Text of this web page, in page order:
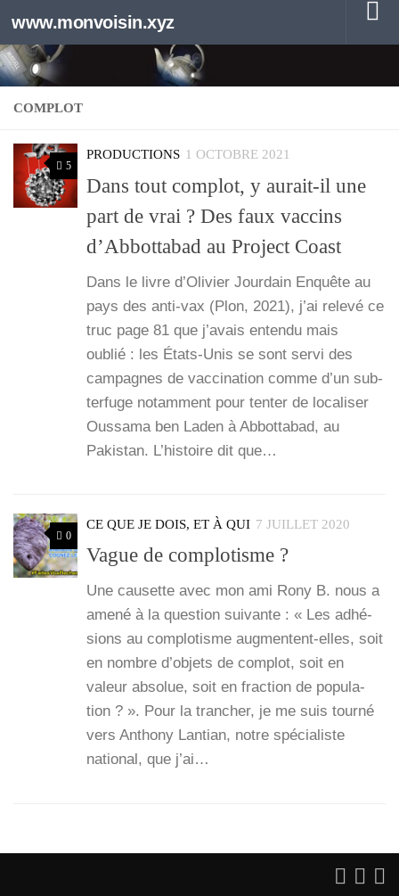
Au dessous du contenu
www.monvoisin.xyz
COMPLOT
5
PRODUCTIONS 1 OCTOBRE 2021
Dans tout complot, y aurait-il une
part de vrai ? Des faux vaccins
d’Abbottabad au Project Coast
Dans le livre d’O­li­vier Jour­dain Enquête au
pays des anti-vax (Plon, 2021), j’ai rele­vé ce
truc page 81 que j’a­vais enten­du mais
oublié : les États-Unis se sont ser­vi des
cam­pagnes de vac­ci­na­tion comme d’un sub­
ter­fuge notam­ment pour ten­ter de loca­li­ser
Ous­sa­ma ben Laden à Abbot­ta­bad, au
Pakis­tan. L’his­toire dit que…
0
CE QUE JE DOIS, ET À QUI 7 JUILLET 2020
Vague de complotisme ?
Une cau­sette avec mon ami Rony B. nous a
ame­né à la ques­tion sui­vante : « Les adhé­
sions au com­plo­tisme aug­­mentent-elles, soit
en nombre d’ob­jets de com­plot, soit en
valeur abso­lue, soit en frac­tion de popu­la­
tion ? ». Pour la tran­cher, je me suis tour­né
vers Antho­ny Lan­tian, notre spé­cia­liste
natio­nal, que j’ai…